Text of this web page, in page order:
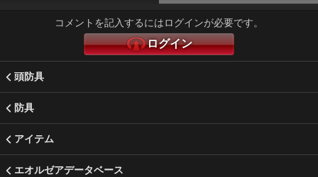
コメントを記入するにはログインが必要です。
ログイン
頭防具
防具
アイテム
エオルゼアデータベース